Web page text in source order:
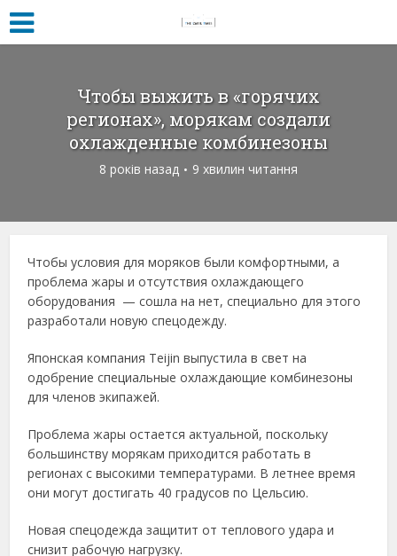
Чтобы выжить в «горячих
регионах», морякам создали
охлажденные комбинезоны
8 років назад 9 хвилин читання
Чтобы условия для моряков были комфортными, а
проблема жары и отсутствия охлаждающего
оборудования — сошла на нет, специально для этого
разработали новую спецодежду.
Японская компания Teijin выпустила в свет на
одобрение специальные охлаждающие комбинезоны
для членов экипажей.
Проблема жары остается актуальной, поскольку
большинству морякам приходится работать в
регионах с высокими температурами. В летнее время
они могут достигать 40 градусов по Цельсию.
Новая спецодежда защитит от теплового удара и
снизит рабочую нагрузку.